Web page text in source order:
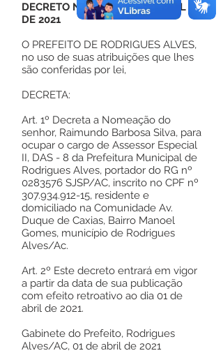
DECRETO Nº 101, DE 01 DE ABRIL
DE 2021
O PREFEITO DE RODRIGUES ALVES,
no uso de suas atribuições que lhes
são conferidas por lei,
DECRETA:
Art. 1º Decreta a Nomeação do
senhor, Raimundo Barbosa Silva, para
ocupar o cargo de Assessor Especial
II, DAS - 8 da Prefeitura Municipal de
Rodrigues Alves, portador do RG nº
0283576 SJSP/AC, inscrito no CPF nº
307.934.912-15, residente e
domiciliado na Comunidade Av.
Duque de Caxias, Bairro Manoel
Gomes, município de Rodrigues
Alves/Ac.
Art. 2º Este decreto entrará em vigor
a partir da data de sua publicação
com efeito retroativo ao dia 01 de
abril de 2021.
Gabinete do Prefeito, Rodrigues
Alves/AC, 01 de abril de 2021